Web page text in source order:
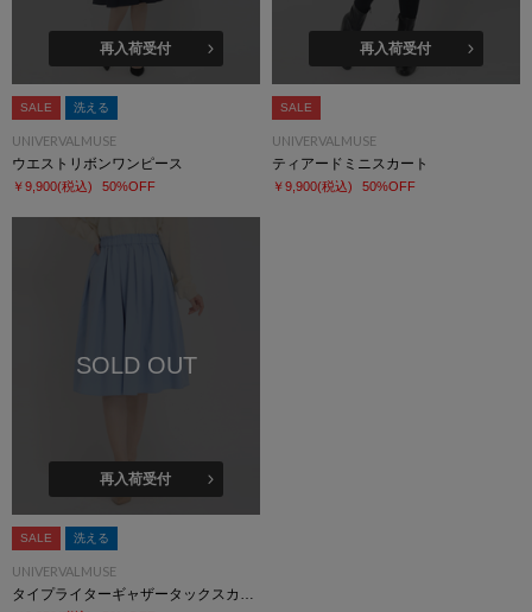
再入荷受付
SALE 洗える
UNIVERVALMUSE
ウエストリボンワンピース
￥9,900(税込) 50%OFF
再入荷受付
SALE
UNIVERVALMUSE
ティアードミニスカート
￥9,900(税込) 50%OFF
SOLD OUT
再入荷受付
SALE 洗える
UNIVERVALMUSE
タイプライターギャザータックスカート